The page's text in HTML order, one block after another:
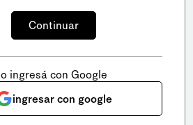
o ingresá con Google
ingresar con google